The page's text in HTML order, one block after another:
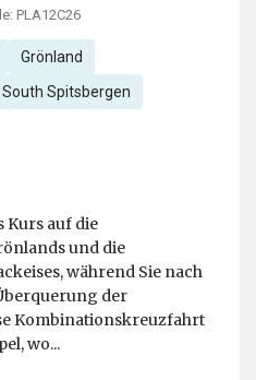
PLA12C26
Grönland
South Spitsbergen
Kurs auf die
und die
während Sie nach
der
Kombinationskreuzfahrt
wo...